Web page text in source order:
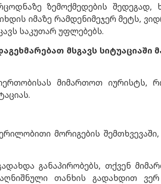
ზემოქმედების
იმაზე რამდენიმეჯერ მეტს,
საკუთარ უფლებებს.
მსგავს სიტუაციაში
მიმართოთ იურისტს,
მორიგების
განაპირობებს, თქვენ
თანხის გადახდით ვერ